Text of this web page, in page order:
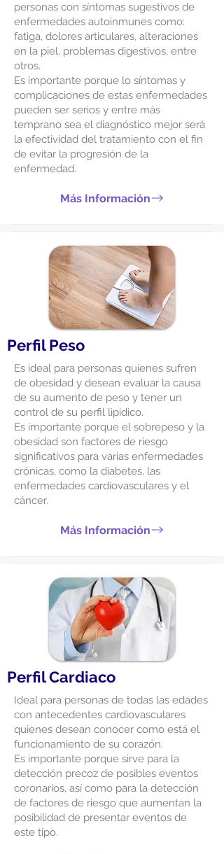
personas con síntomas sugestivos de
enfermedades autoinmunes como:
fatiga, dolores articulares, alteraciones
en la piel, problemas digestivos, entre
otros.
Es importante porque lo síntomas y
complicaciones de estas enfermedades
pueden ser serios y entre más
temprano sea el diagnóstico mejor será
la efectividad del tratamiento con el fin
de evitar la progresión de la
enfermedad.
Más Información
Perfil Peso
Es ideal para personas quienes sufren
de obesidad y desean evaluar la causa
de su aumento de peso y tener un
control de su perfil lipídico.
Es importante porque el sobrepeso y la
obesidad son factores de riesgo
significativos para varias enfermedades
crónicas, como la diabetes, las
enfermedades cardiovasculares y el
cáncer.
Más Información
Perfil Cardiaco
Ideal para personas de todas las edades
con antecedentes cardiovasculares
quienes desean conocer como está el
funcionamiento de su corazón.
Es importante porque sirve para la
detección precoz de posibles eventos
coronarios, así como para la detección
de factores de riesgo que aumentan la
posibilidad de presentar eventos de
este tipo.